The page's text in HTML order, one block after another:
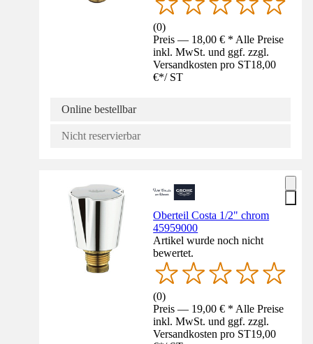
(0)
Preis — 18,00 € * Alle Preise
inkl. MwSt. und ggf. zzgl.
Versandkosten pro ST18,00
€*/ ST
Online bestellbar
Nicht reservierbar
Oberteil Costa 1/2" chrom
45959000
Artikel wurde noch nicht
bewertet.
(0)
Preis — 19,00 € * Alle Preise
inkl. MwSt. und ggf. zzgl.
Versandkosten pro ST19,00